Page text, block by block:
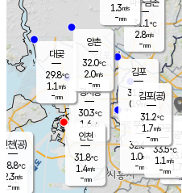
의도
경서동
30.3℃
1.6 m/s
-mm
파주금촌
31.1℃
2.8m/s
-mm
대곶
29.8℃
1.1 m/s
-mm
1.3m/s
-mm
김포
31.8℃
0.9 m/s
mm
1.7
-
부천
32.6℃
1.0m/s
-mm
양촌
32.0℃
2.0m/s
-mm
구로
33.5℃
1.1 m/s
-mm
인천(공)
28.8℃
2.3m/s
-mm
김포(공)
31.2℃
1.7m/s
-mm
인천
31.8℃
1.4m/s
-mm